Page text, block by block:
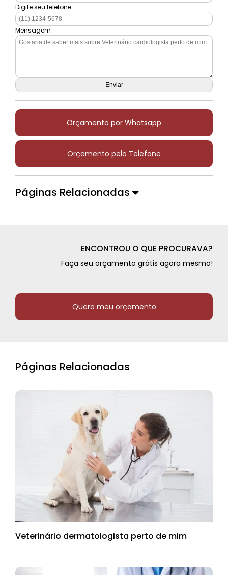
Digite seu telefone
Mensagem
Orçamento por Whatsapp
Orçamento pelo Telefone
Páginas Relacionadas
ENCONTROU O QUE PROCURAVA?
Faça seu orçamento grátis agora mesmo!
Quero meu orçamento
Páginas Relacionadas
Veterinário dermatologista perto de mim